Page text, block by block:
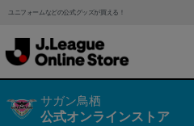
ユニフォームなどの公式グッズが買える！
サガン鳥栖
公式オンラインストア